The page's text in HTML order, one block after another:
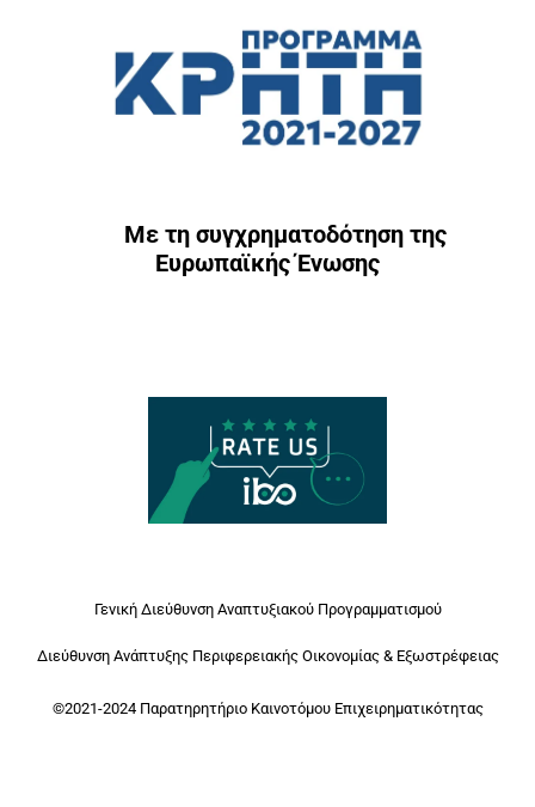
Με τη συγχρηματοδότηση της
Ευρωπαϊκής Ένωσης
Γενική Διεύθυνση Αναπτυξιακού Προγραμματισμού
Διεύθυνση Ανάπτυξης Περιφερειακής Οικονομίας & Εξωστρέφειας
©2021-2024 Παρατηρητήριο Καινοτόμου Επιχειρηματικότητας